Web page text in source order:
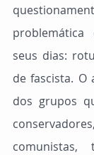
seus dias:
de fascista. O
dos grupos
comunistas,